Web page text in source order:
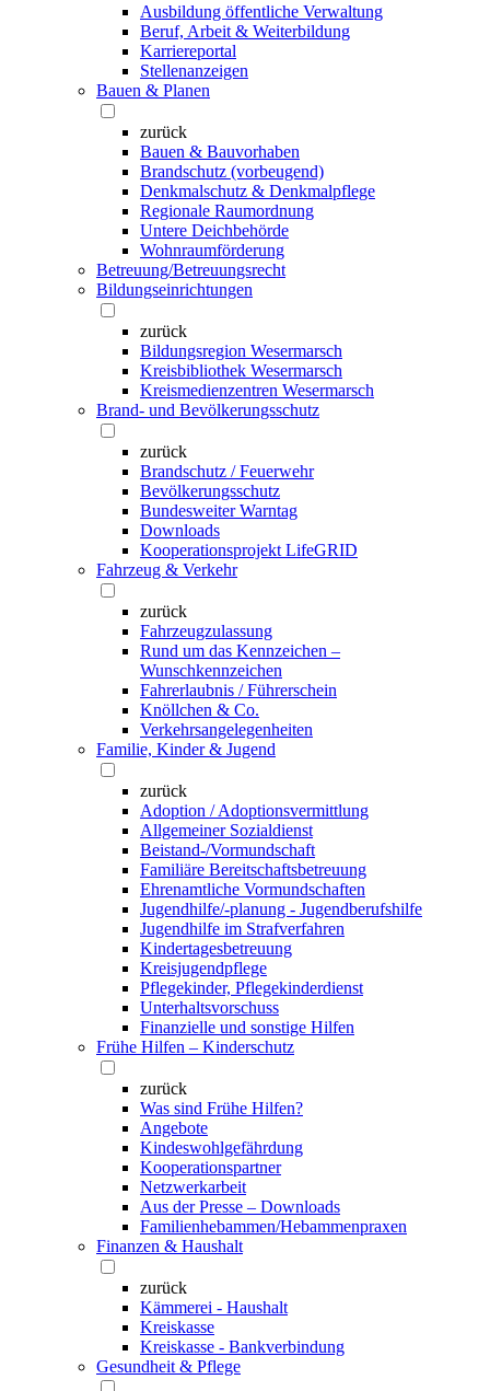
Ausbildung öffentliche Verwaltung
Beruf, Arbeit & Weiterbildung
Karriereportal
Stellenanzeigen
Bauen & Planen
zurück
Bauen & Bauvorhaben
Brandschutz (vorbeugend)
Denkmalschutz & Denkmalpflege
Regionale Raumordnung
Untere Deichbehörde
Wohnraumförderung
Betreuung/Betreuungsrecht
Bildungseinrichtungen
zurück
Bildungsregion Wesermarsch
Kreisbibliothek Wesermarsch
Kreismedienzentren Wesermarsch
Brand- und Bevölkerungsschutz
zurück
Brandschutz / Feuerwehr
Bevölkerungsschutz
Bundesweiter Warntag
Downloads
Kooperationsprojekt LifeGRID
Fahrzeug & Verkehr
zurück
Fahrzeugzulassung
Rund um das Kennzeichen –
Wunschkennzeichen
Fahrerlaubnis / Führerschein
Knöllchen & Co.
Verkehrsangelegenheiten
Familie, Kinder & Jugend
zurück
Adoption / Adoptionsvermittlung
Allgemeiner Sozialdienst
Beistand-/Vormundschaft
Familiäre Bereitschaftsbetreuung
Ehrenamtliche Vormundschaften
Jugendhilfe/-planung - Jugendberufshilfe
Jugendhilfe im Strafverfahren
Kindertagesbetreuung
Kreisjugendpflege
Pflegekinder, Pflegekinderdienst
Unterhaltsvorschuss
Finanzielle und sonstige Hilfen
Frühe Hilfen – Kinderschutz
zurück
Was sind Frühe Hilfen?
Angebote
Kindeswohlgefährdung
Kooperationspartner
Netzwerkarbeit
Aus der Presse – Downloads
Familienhebammen/Hebammenpraxen
Finanzen & Haushalt
zurück
Kämmerei - Haushalt
Kreiskasse
Kreiskasse - Bankverbindung
Gesundheit & Pflege